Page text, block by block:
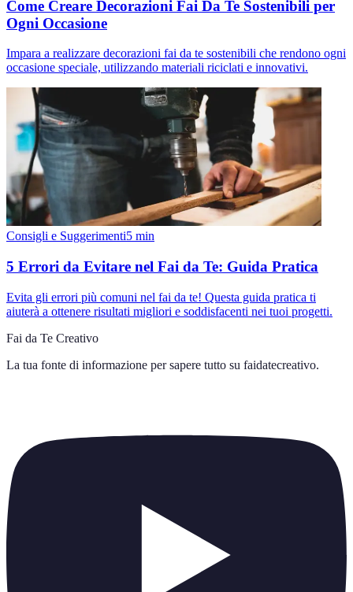
Come Creare Decorazioni Fai Da Te Sostenibili per
Ogni Occasione
Impara a realizzare decorazioni fai da te sostenibili che rendono ogni
occasione speciale, utilizzando materiali riciclati e innovativi.
Consigli e Suggerimenti5 min
5 Errori da Evitare nel Fai da Te: Guida Pratica
Evita gli errori più comuni nel fai da te! Questa guida pratica ti
aiuterà a ottenere risultati migliori e soddisfacenti nei tuoi progetti.
Fai da Te Creativo
La tua fonte di informazione per sapere tutto su faidatecreativo.